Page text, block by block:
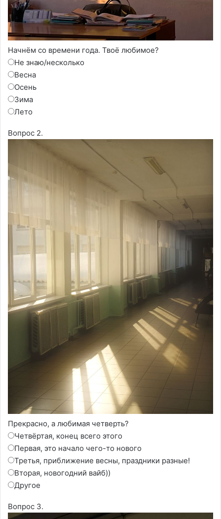
Начнём со времени года. Твоё любимое?
Не знаю/несколько
Весна
Осень
Зима
Лето
Вопрос 2.
Прекрасно, а любимая четверть?
Четвёртая, конец всего этого
Первая, это начало чего-то нового
Третья, приближение весны, праздники разные!
Вторая, новогодний вайб))
Другое
Вопрос 3.